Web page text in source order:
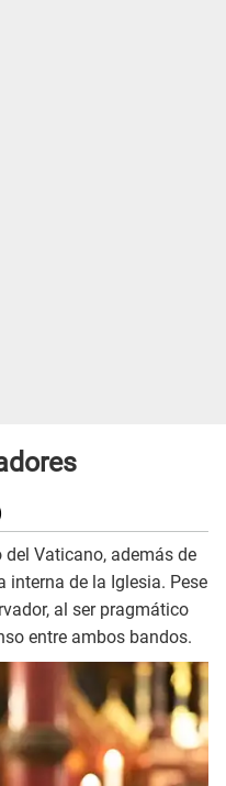
del Vaticano, además de
interna de la Iglesia. Pese
al ser pragmático
entre ambos bandos.